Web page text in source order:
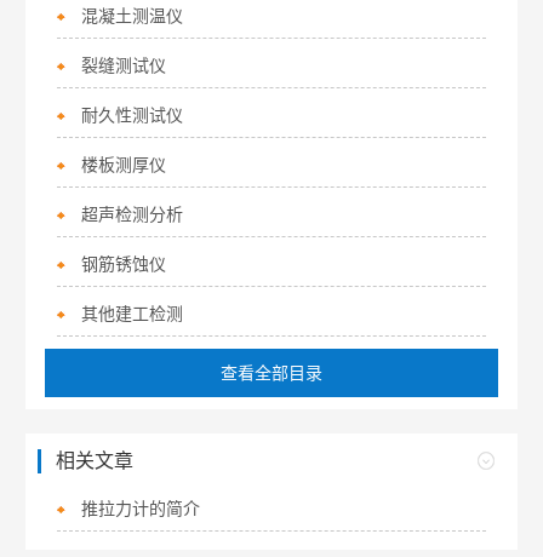
混凝土测温仪
裂缝测试仪
耐久性测试仪
楼板测厚仪
超声检测分析
钢筋锈蚀仪
其他建工检测
查看全部目录
相关文章
推拉力计的简介